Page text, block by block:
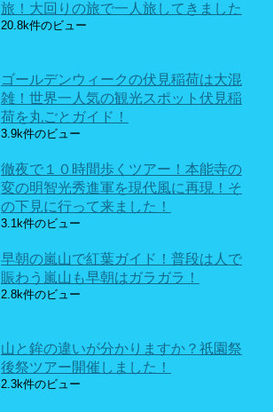
旅！大回りの旅で一人旅してきました
20.8k件のビュー
ゴールデンウィークの伏見稲荷は大混
雑！世界一人気の観光スポット伏見稲
荷を丸ごとガイド！
3.9k件のビュー
徹夜で１０時間歩くツアー！本能寺の
変の明智光秀進軍を現代風に再現！そ
の下見に行って来ました！
3.1k件のビュー
早朝の嵐山で紅葉ガイド！普段は人で
賑わう嵐山も早朝はガラガラ！
2.8k件のビュー
山と鉾の違いが分かりますか？祇園祭
後祭ツアー開催しました！
2.3k件のビュー